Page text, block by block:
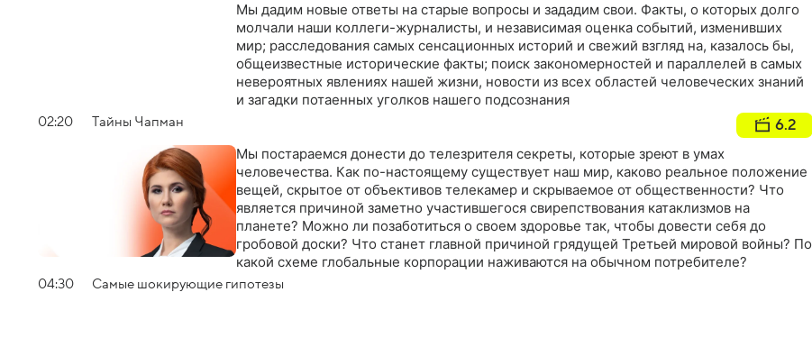
Мы дадим новые ответы на старые вопросы и зададим свои. Факты, о которых долго
молчали наши коллеги-журналисты, и независимая оценка событий, изменивших
мир; расследования самых сенсационных историй и свежий взгляд на, казалось бы,
общеизвестные исторические факты; поиск закономерностей и параллелей в самых
невероятных явлениях нашей жизни, новости из всех областей человеческих знаний
и загадки потаенных уголков нашего подсознания
02:20 Тaйны Чапман 6.2
Мы постараемся донести до телезрителя секреты, которые зреют в умах
человечества. Как по-настоящему существует наш мир, каково реальное положение
вещей, скрытое от объективов телекамер и скрываемое от общественности? Что
является причиной заметно участившегося свирепствования катаклизмов на
планете? Можно ли позаботиться о своем здоровье так, чтобы довести себя до
гробовой доски? Что станет главной причиной грядущей Третьей мировой войны? По
какой схеме глобальные корпорации наживаются на обычном потребителе?
04:30 Самые шoкиpующие гипотезы